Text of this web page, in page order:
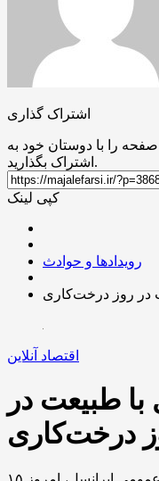
اشتراک گذاری
صفحه را با دوستان خود به
اشتراک بگذارید.
کپی لینک
رویدادها و حوادث
در روز درخت‌کاری
اقتصاد آنلاین
طبیعت در
درخت‌کاری